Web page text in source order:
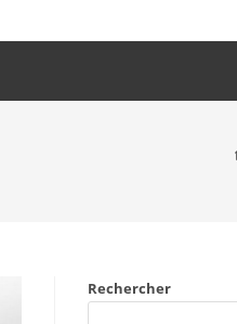
Rechercher